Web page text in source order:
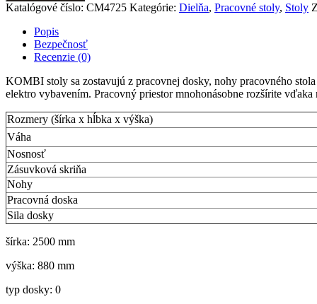
Katalógové číslo: CM4725 Kategórie: Dielňa, Pracovné stoly, Stoly
Popis
Bezpečnosť
Recenzie (0)
KOMBI stoly sa zostavujú z pracovnej dosky, nohy pracovného
elektro vybavením. Pracovný priestor mnohonásobne rozšírite
Rozmery (šírka x hĺbka x výška)
Váha
Nosnosť
Zásuvková skriňa
Nohy
Pracovná doska
Sila dosky
šírka: 2500 mm
výška: 880 mm
typ dosky: 0